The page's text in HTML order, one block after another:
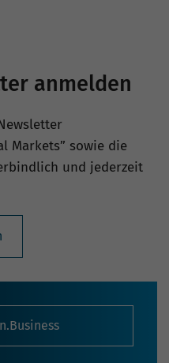
anmelden
Markets” sowie die
und jederzeit